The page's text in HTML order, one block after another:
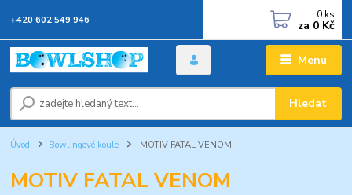
Menu
Hledat
+420 602 549 946 0 ks
za 0 Kč
Úvod Bowlingové koule MOTIV FATAL VENOM
MOTIV FATAL VENOM